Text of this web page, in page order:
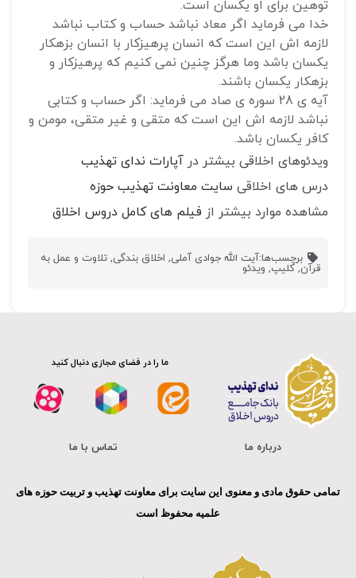
توهین برای او یکسان است.
خدا می فرماید اگر معاد نباشد حساب و کتاب نباشد
لازمه اش این است که انسان پرهیزکار با انسان بزهکار
یکسان باشد وما هرگز چنین نمی کنیم که پرهیزکار و
بزهکار یکسان باشند.
آیه ی 28 سوره ی صاد می فرماید: اگر حساب و کتابی
نباشد لازمه اش این است که متقی و غیر متقی، مومن و
کافر یکسان باشد.
ویدئوهای اخلاقی بیشتر در آپارات ندای تهذیب
درس های اخلاقی سایت معاونت تهذیب حوزه
مشاهده موارد بیشتر از فیلم های کامل دروس اخلاق
برچسب‌ها:آیت الله جوادی آملی, اخلاق بندگی,تلاوت و عمل به
قرآن, کلیپ, ویدئو
ما را در فضای مجازی دنبال کنید
درباره ما تماس با ما
تمامی حقوق مادی و معنوی این سایت برای معاونت تهذیب و تربیت حوزه های
علمیه محفوظ است